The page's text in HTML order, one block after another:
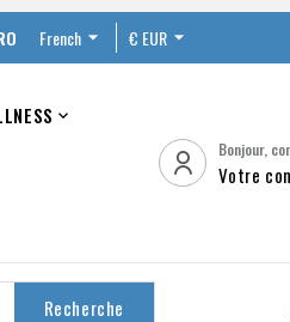
French € EUR

Bonjour,
Votre
Recherche